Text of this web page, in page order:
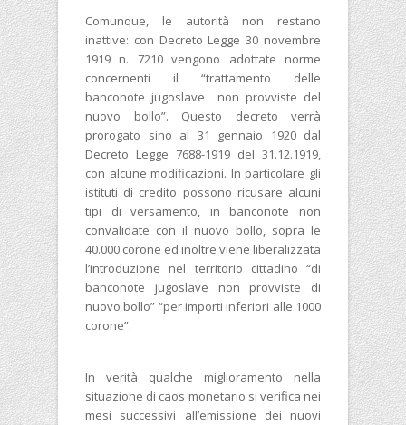
Comunque, le autorità non restano
inattive: con Decreto Legge 30 novembre
1919 n. 7210 vengono adottate norme
concernenti il “trattamento delle
banconote jugoslave non provviste del
nuovo bollo”. Questo decreto verrà
prorogato sino al 31 gennaio 1920 dal
Decreto Legge 7688-1919 del 31.12.1919,
con alcune modificazioni. In particolare gli
istituti di credito possono ricusare alcuni
tipi di versamento, in banconote non
convalidate con il nuovo bollo, sopra le
40.000 corone ed inoltre viene liberalizzata
l’introduzione nel territorio cittadino “di
banconote jugoslave non provviste di
nuovo bollo” “per importi inferiori alle 1000
corone”.
In verità qualche miglioramento nella
situazione di caos monetario si verifica nei
mesi successivi all’emissione dei nuovi